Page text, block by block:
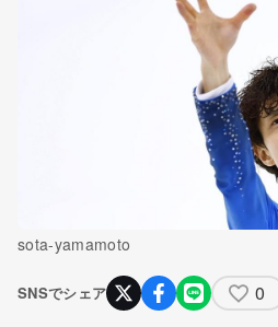
sota-yamamoto
SNSでシェア 0